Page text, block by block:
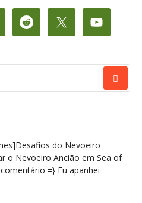
do Nevoeiro
o Nevoeiro Ancião em Sea of
=} Eu apanhei